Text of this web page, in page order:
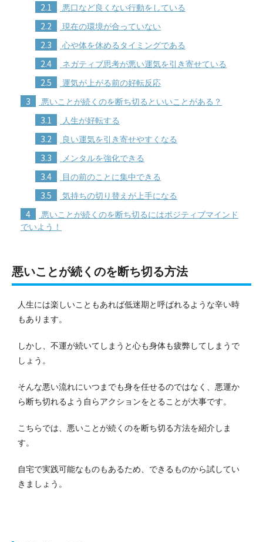
2.1 悪口など良くない行動をしている
2.2 現在の環境が合っていない
2.3 心や体を休めるタイミングである
2.4 ネガティブ思考が悪い運気を引き寄せている
2.5 運気が上がる前の好転反応
3 悪いことが続くのを断ち切るといいことがある？
3.1 人生が好転する
3.2 良い運気を引き寄せやすくなる
3.3 メンタルを強化できる
3.4 目の前のことに集中できる
3.5 気持ちの切り替えが上手になる
4
悪いことが続くのを断ち切るにはポジティブマインド
でいよう！
悪いことが続くのを断ち切る方法
人生には楽しいこともあれば低迷期と呼ばれるような辛い時
もあります。
しかし、不運が続いてしまうと心も身体も疲弊してしまうで
しょう。
そんな悪い流れにいつまでも身を任せるのではなく、悪運か
ら断ち切れるよう自らアクションをとることが大事です。
こちらでは、悪いことが続くのを断ち切る方法を紹介しま
す。
自宅で実践可能なものもあるため、できるものから試してい
きましょう。